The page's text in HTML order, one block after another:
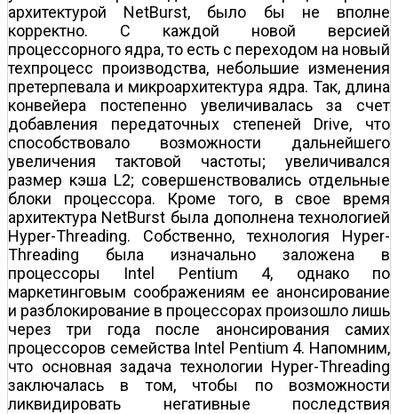
архитектурой NetBurst, было бы не вполне
корректно. С каждой новой версией
процессорного ядра, то есть с переходом на новый
техпроцесс производства, небольшие изменения
претерпевала и микроархитектура ядра. Так, длина
конвейера постепенно увеличивалась за счет
добавления передаточных степеней Drive, что
способствовало возможности дальнейшего
увеличения тактовой частоты; увеличивался
размер кэша L2; совершенствовались отдельные
блоки процессора. Кроме того, в свое время
архитектура NetBurst была дополнена технологией
Hyper-Threading. Собственно, технология Hyper-
Threading была изначально заложена в
процессоры Intel Pentium 4, однако по
маркетинговым соображениям ее анонсирование
и разблокирование в процессорах произошло лишь
через три года после анонсирования самих
процессоров семейства Intel Pentium 4. Напомним,
что основная задача технологии Hyper-Threading
заключалась в том, чтобы по возможности
ликвидировать негативные последствия